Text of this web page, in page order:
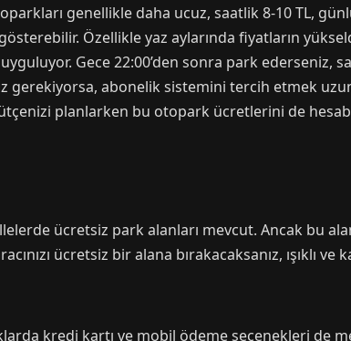
genellikle daha ucuz, saatlik 8-10 TL,
Özellikle yaz aylarında fiyatların
Gece 22:00’den sonra park ederseniz,
gerekiyorsa, abonelik sistemini tercih etmek
planlarken bu otopark ücretlerini de
ücretsiz park alanları mevcut. Ancak bu
ücretsiz bir alana bırakacaksanız, ışıklı ve
kredi kartı ve mobil ödeme seçenekleri de